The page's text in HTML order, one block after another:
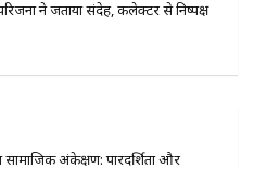
ने जताया संदेह, कलेक्टर से निष्पक्ष
सामाजिक अंकेक्षण: पारदर्शिता और